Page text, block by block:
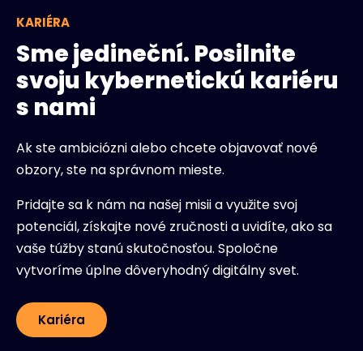
KARIÉRA
Sme jedineční. Posilnite
svoju kybernetickú kariéru
s nami
Ak ste ambiciózni alebo chcete objavovať nové
obzory, ste na správnom mieste.
Pridajte sa k nám na našej misii a využite svoj
potenciál, získajte nové zručnosti a uvidíte, ako sa
vaše túžby stanú skutočnosťou. Spoločne
vytvoríme úplne dôveryhodný digitálny svet.
Kariéra